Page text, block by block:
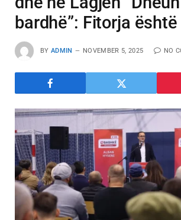
bardhë”: Fitorja
BY ADMIN NOVEMBER 5, 2025 NO